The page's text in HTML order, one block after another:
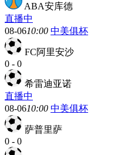
ABA安库德
直播中
08-0610:00 中美俱杯
FC阿里安沙
0 - 0
希雷迪亚诺
直播中
08-0610:00 中美俱杯
萨普里萨
0 - 0